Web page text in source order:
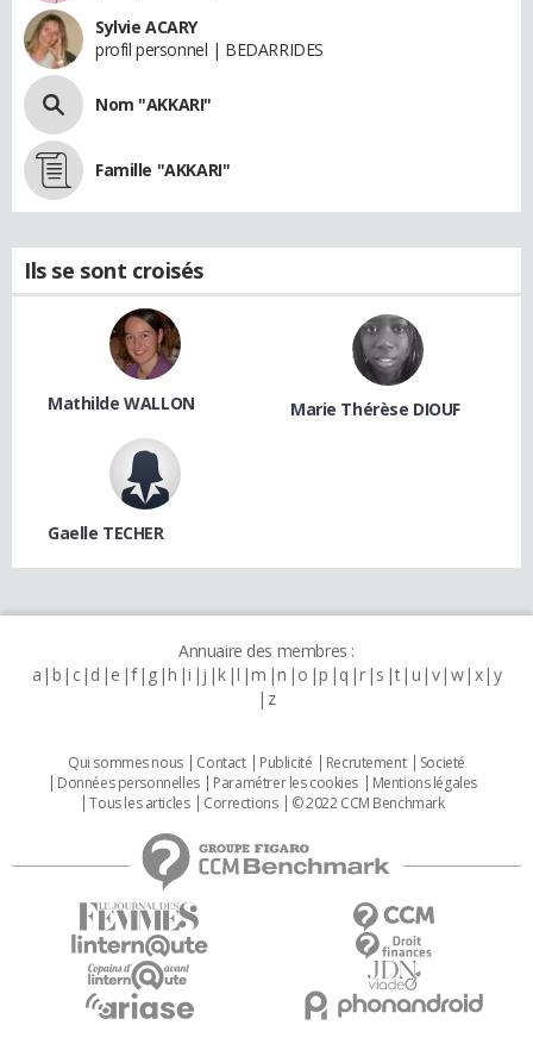
Sylvie ACARY
profil personnel | BEDARRIDES
Nom "AKKARI"
Famille "AKKARI"
Ils se sont croisés
Mathilde WALLON Marie Thérèse DIOUF
Gaelle TECHER
Annuaire des membres :
a b c d e f g h i j k l m n o p q r s t u v w x y
z
Qui sommes nous Contact Publicité Recrutement
Societé
Données personnelles
Paramétrer les cookies
Mentions légales
Tous les articles
Corrections © 2022 CCM Benchmark